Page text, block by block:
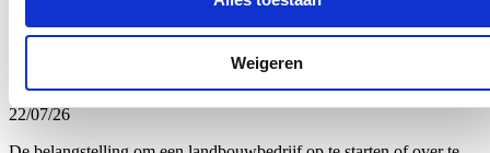
Weigeren
aan landbouwopleidingen
22/07/26